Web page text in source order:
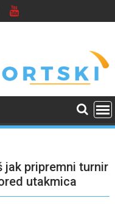
jak pripremni turnir
utakmica